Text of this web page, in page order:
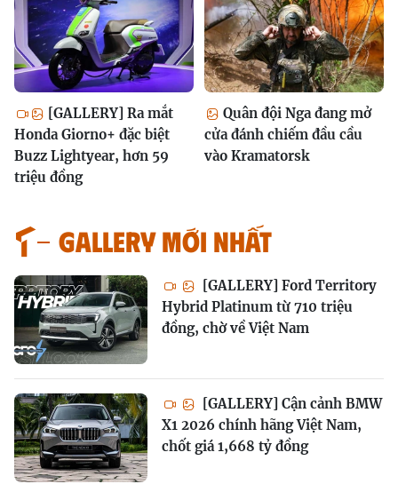
[GALLERY] Ra mắt
Honda Giorno+ đặc biệt
Buzz Lightyear, hơn 59
triệu đồng
Quân đội Nga đang mở
cửa đánh chiếm đầu cầu
vào Kramatorsk
GALLERY MỚI NHẤT
[GALLERY] Ford Territory
Hybrid Platinum từ 710 triệu
đồng, chờ về Việt Nam
[GALLERY] Cận cảnh BMW
X1 2026 chính hãng Việt Nam,
chốt giá 1,668 tỷ đồng